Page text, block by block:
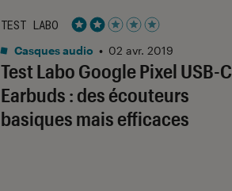
Test Labo Google Pixel USB-C
Earbuds : des écouteurs
basiques mais efficaces
TEST LABO
Noté 2 étoiles sur 5
Casques audio • 02 avr. 2019